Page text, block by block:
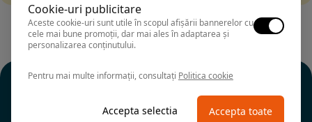
Cookie-uri publicitare
Aceste cookie-uri sunt utile în scopul afișării bannerelor cu
cele mai bune promoții, dar mai ales în adaptarea și
personalizarea conținutului.
Pentru mai multe informații, consultați Politica cookie
Accepta selectia Accepta toate